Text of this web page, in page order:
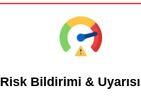
Risk Bildirimi & Uyarısı